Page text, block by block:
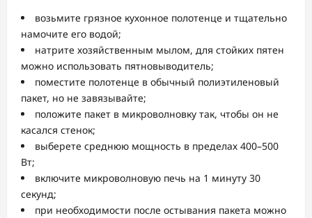
возьмите грязное кухонное полотенце и тщательно
намочите его водой;
натрите хозяйственным мылом, для стойких пятен
можно использовать пятновыводитель;
поместите полотенце в обычный полиэтиленовый
пакет, но не завязывайте;
положите пакет в микроволновку так, чтобы он не
касался стенок;
выберете среднюю мощность в пределах 400–500
Вт;
включите микроволновую печь на 1 минуту 30
секунд;
при необходимости после остывания пакета можно